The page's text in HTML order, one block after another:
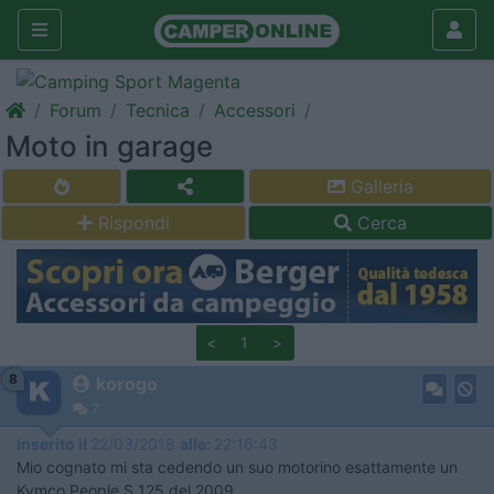
Forum Tecnica Accessori
Moto in garage
Galleria
Rispondi
Cerca
< 1 >
8 korogo
7
Inserito il 22/03/2018 alle: 22:16:43
Mio cognato mi sta cedendo un suo motorino esattamente un
Kymco People S 125 del 2009.